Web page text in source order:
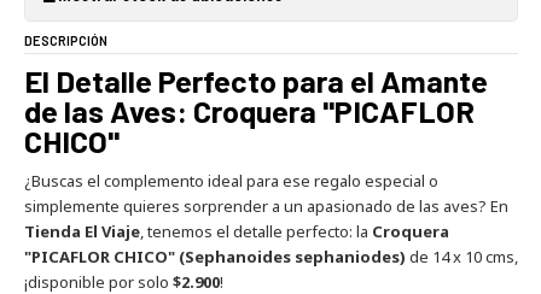
DESCRIPCIÓN
El Detalle Perfecto para el Amante
de las Aves: Croquera "PICAFLOR
CHICO"
¿Buscas el complemento ideal para ese regalo especial o
simplemente quieres sorprender a un apasionado de las aves? En
Tienda El Viaje, tenemos el detalle perfecto: la Croquera
"PICAFLOR CHICO" (Sephanoides sephaniodes) de 14 x 10 cms,
¡disponible por solo $2.900!